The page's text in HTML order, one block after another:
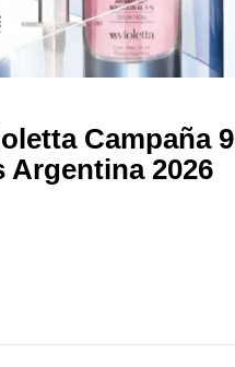
Campaña 9
Argentina 2026